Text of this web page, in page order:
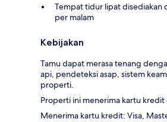
Tempat tidur lipat disediakan
per malam
Kebijakan
Tamu dapat merasa tenang
api, pendeteksi asap, sistem
properti.
Properti ini menerima kartu kredit
Menerima kartu kredit: Visa,